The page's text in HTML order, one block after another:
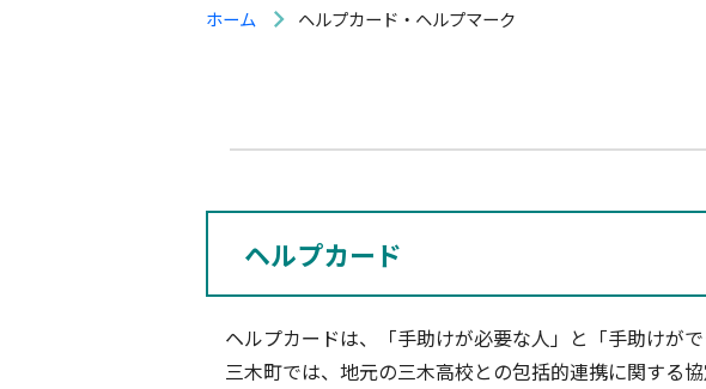
ホーム ヘルプカード・ヘルプマーク
ヘルプカード
ヘルプカードは、「手助けが必要な人」と「手助けがで
三木町では、地元の三木高校との包括的連携に関する